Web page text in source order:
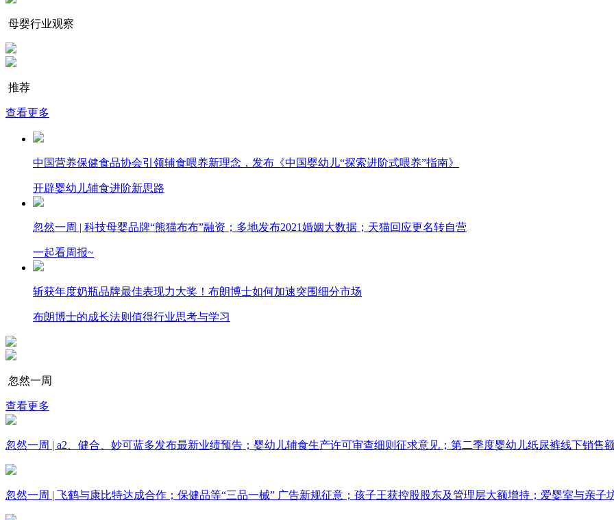
母婴行业观察
推荐
查看更多
中国营养保健食品协会引领辅食喂养新理念，发布《中国婴幼儿“探索进阶式喂养”指南》
开辟婴幼儿辅食进阶新思路
忽然一周 |​​ 科技母婴品牌“熊猫布布”融资；​多地发布2021婚姻大数据；天猫回应更名转自营
一起看周报~
斩获年度奶瓶品牌最佳表现力大奖！布朗博士如何加速突围细分市场
布朗博士的成长法则值得行业思考与学习
忽然一周
查看更多
忽然一周 | a2、健合、妙可蓝多发布最新业绩预告；婴幼儿辅食生产许可审查细则征求意见；第二季度婴幼儿纸尿裤线下销售
忽然一周 | 飞鹤与康比特达成合作；保健品等“三品一械” 广告新规征意；孩子王获控股股东及管理层大额增持；爱婴室与亲子